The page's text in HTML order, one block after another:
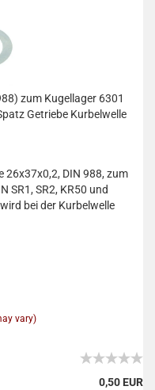
zum Kugellager 6301
Getriebe Kurbelwelle
26x37x0,2, DIN 988, zum
SR1, SR2, KR50 und
bei der Kurbelwelle
vary)
0,50 EUR